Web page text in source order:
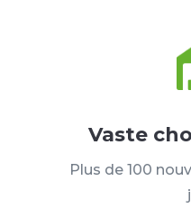
Vaste
Plus de 100